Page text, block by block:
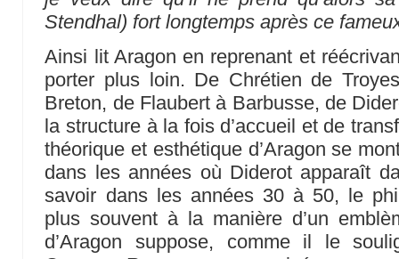
Stendhal) fort longtemps après ce
Ainsi lit Aragon en reprenant et
porter plus loin. De Chrétien de
Breton, de Flaubert à Barbusse, de
la structure à la fois d’accueil et de
théorique et esthétique d’Aragon se
dans les années où Diderot apparaît
savoir dans les années 30 à 50, le
plus souvent à la manière d’un
d’Aragon suppose, comme il le